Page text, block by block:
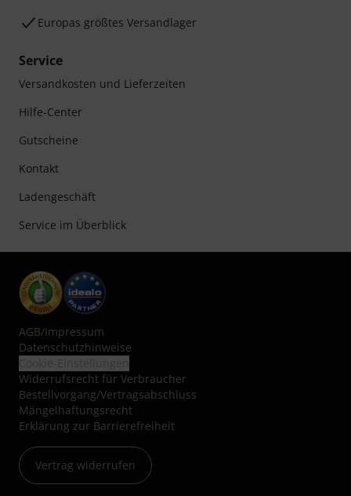
Europas größtes Versandlager
Service
Versandkosten und Lieferzeiten
Hilfe-Center
Gutscheine
Kontakt
Ladengeschäft
Service im Überblick
AGB/Impressum
Datenschutzhinweise
Widerrufsrecht für Verbraucher
Bestellvorgang/Vertragsabschluss
Mängelhaftungsrecht
Erklärung zur Barrierefreiheit
Vertrag widerrufen